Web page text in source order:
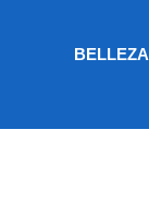
BELLEZA